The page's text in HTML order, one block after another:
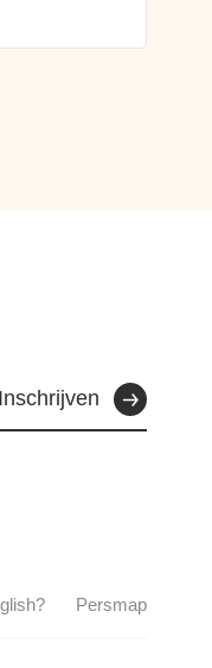
Inschrijven
Persmap